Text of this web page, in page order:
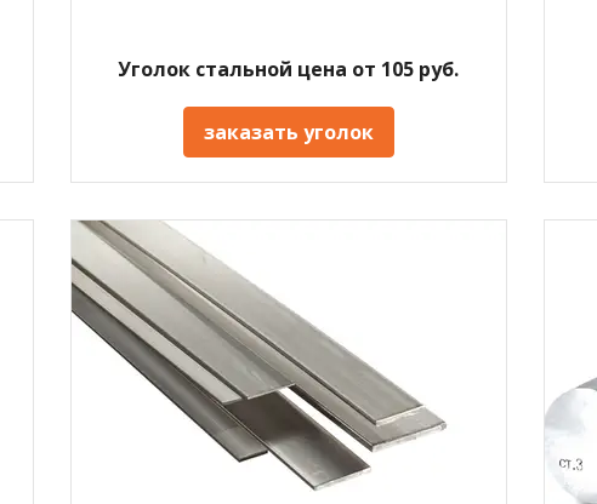
Уголок стальной цена от 105 руб.
заказать уголок